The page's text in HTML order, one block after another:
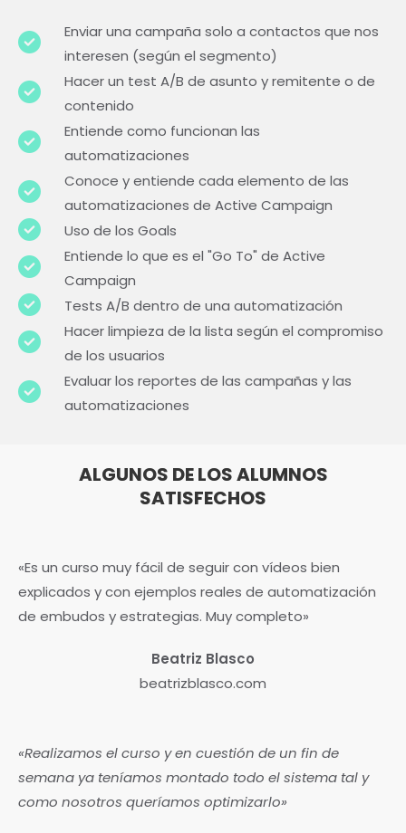
Enviar una campaña solo a contactos que nos
interesen (según el segmento)
Hacer un test A/B de asunto y remitente o de
contenido
Entiende como funcionan las
automatizaciones
Conoce y entiende cada elemento de las
automatizaciones de Active Campaign
Uso de los Goals
Entiende lo que es el "Go To" de Active
Campaign
Tests A/B dentro de una automatización
Hacer limpieza de la lista según el compromiso
de los usuarios
Evaluar los reportes de las campañas y las
automatizaciones
ALGUNOS DE LOS ALUMNOS
SATISFECHOS
«Es un curso muy fácil de seguir con vídeos bien
explicados y con ejemplos reales de automatización
de embudos y estrategias. Muy completo»
Beatriz Blasco
beatrizblasco.com
«Realizamos el curso y en cuestión de un fin de
semana ya teníamos montado todo el sistema tal y
como nosotros queríamos optimizarlo»